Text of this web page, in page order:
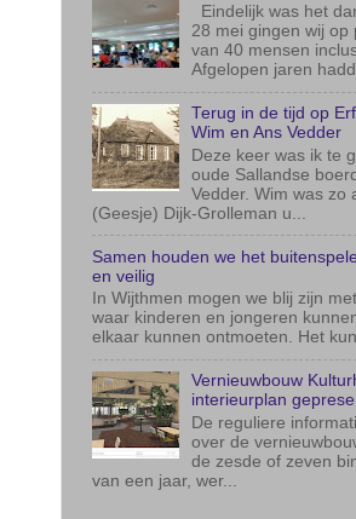
Eindelijk was het
28 mei gingen wij op
van 40 mensen
Afgelopen jaren
Terug in de tijd op
Wim en Ans Vedder
Deze keer was ik te
oude Sallandse
Vedder. Wim was zo
(Geesje) Dijk-Grolleman u...
Samen houden we het
en veilig
In Wijthmen mogen we blij zijn
waar kinderen en jongeren
elkaar kunnen ontmoeten. Het
Vernieuwbouw
interieurplan
De reguliere
over de
de zesde of zeven
van een jaar, wer...